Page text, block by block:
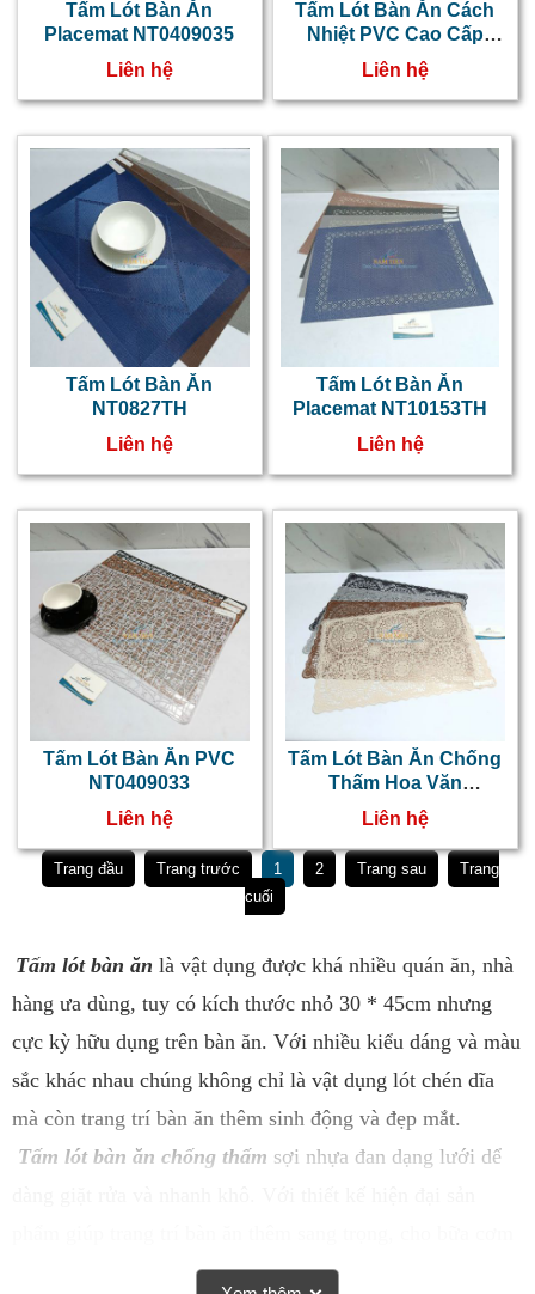
Tấm Lót Bàn Ăn
Placemat NT0409035
Liên hệ
Tấm Lót Bàn Ăn Cách
Nhiệt PVC Cao Cấp
NT0409034
Liên hệ
Tấm Lót Bàn Ăn
NT0827TH
Liên hệ
Tấm Lót Bàn Ăn
Placemat NT10153TH
Liên hệ
Tấm Lót Bàn Ăn PVC
NT0409033
Liên hệ
Tấm Lót Bàn Ăn Chống
Thấm Hoa Văn
NT0409032
Liên hệ
Trang đầu Trang trước 1 2 Trang sau
Trang
cuối
Tấm lót bàn ăn là vật dụng được khá nhiều quán ăn, nhà
hàng ưa dùng, tuy có kích thước nhỏ 30 * 45cm nhưng
cực kỳ hữu dụng trên bàn ăn. Với nhiều kiểu dáng và màu
sắc khác nhau chúng không chỉ là vật dụng lót chén dĩa
mà còn trang trí bàn ăn thêm sinh động và đẹp mắt.
Tấm lót bàn ăn chống thấm sợi nhựa đan dạng lưới dể
gia đình thêm ấm cúng và vun đầy.